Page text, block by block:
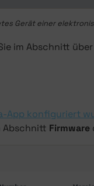
Gerät einer
im Abschnitt über
App konfiguriert
Abschnitt Firmware